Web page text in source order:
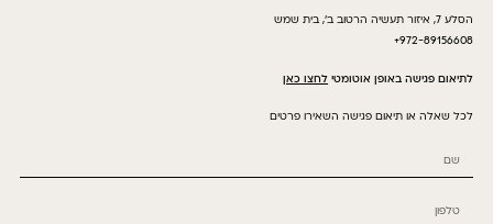
הסלע 7, איזור תעשיה הרטוב ב’, בית שמש
972-89156608+
לתיאום פגישה באופן אוטומטי לחצו כאן
לכל שאלה או תיאום פגישה השאירו פרטים